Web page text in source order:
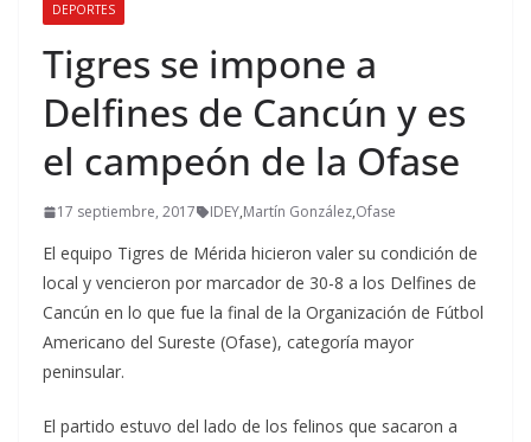
DEPORTES
Tigres se impone a
Delfines de Cancún y es
el campeón de la Ofase
17 septiembre, 2017 IDEY,Martín González,Ofase
El equipo Tigres de Mérida hicieron valer su condición de
local y vencieron por marcador de 30-8 a los Delfines de
Cancún en lo que fue la final de la Organización de Fútbol
Americano del Sureste (Ofase), categoría mayor
peninsular.
El partido estuvo del lado de los felinos que sacaron a